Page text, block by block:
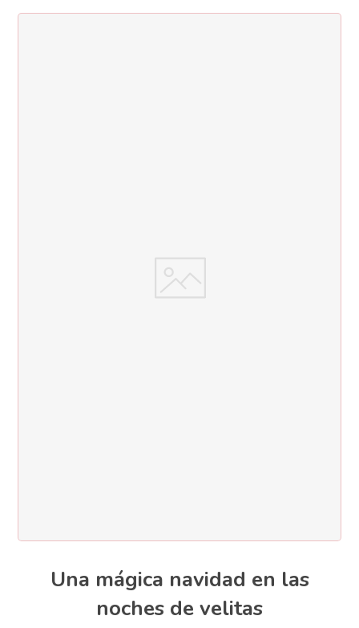
Una mágica navidad en las
noches de velitas